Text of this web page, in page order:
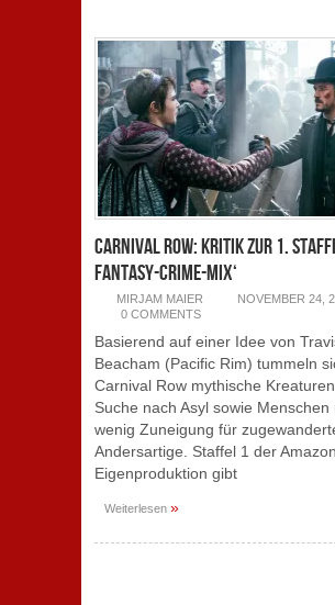
Carnival Row: Kritik zur 1.
Fantasy-Crime-Mix‘
MIRJAM MAIER
NOVEMBER 24,
0 COMMENTS
Basierend auf einer Idee von
Beacham (Pacific Rim) tummeln
Carnival Row mythische
Suche nach Asyl sowie Menschen
wenig Zuneigung für
Andersartige. Staffel 1 der
Eigenproduktion gibt
Weiterlesen »